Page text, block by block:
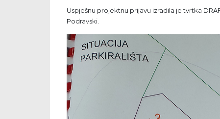
Uspješnu projektnu prijavu izradila je tvrtka
Podravski.